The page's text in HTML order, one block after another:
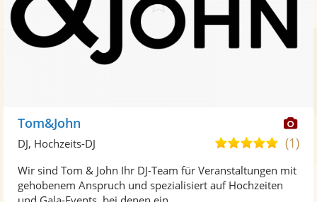
Tom&John
5,0
5
(1)
DJ, Hochzeits-DJ
Wir sind Tom & John Ihr DJ-Team für Veranstaltungen mit
gehobenem Anspruch und spezialisiert auf Hochzeiten